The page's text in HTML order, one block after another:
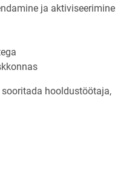
ja aktiviseerimine
hooldustöötaja,